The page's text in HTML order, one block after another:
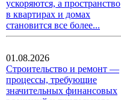
ускоряются, а пространство
в квартирах и домах
становится все более...
01.08.2026
Строительство и ремонт —
процессы, требующие
значительных финансовых